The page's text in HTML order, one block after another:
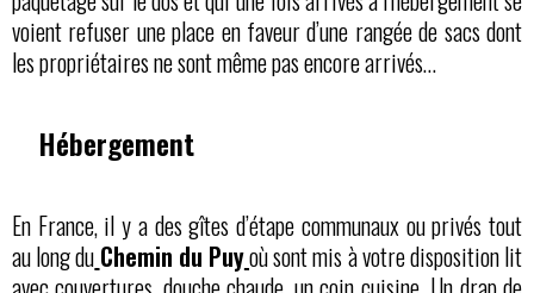
voient refuser une place en faveur d’une rangée de sacs dont
les propriétaires ne sont même pas encore arrivés…
Hébergement
En France, il y a des gîtes d’étape communaux ou privés tout
au long du Chemin du Puyoù sont mis à votre disposition lit